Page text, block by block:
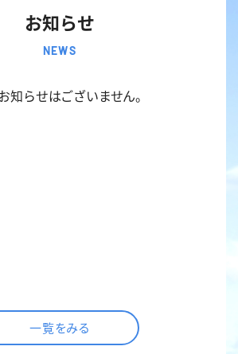
お知らせ
NEWS
知らせはございません。
一覧をみる